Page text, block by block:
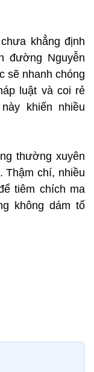
khẳng định
đường Nguyễn
sẽ nhanh chóng
luật và coi rẻ
khiến nhiều
thường xuyên
Thậm chí, nhiều
tiêm chích ma
không dám tố